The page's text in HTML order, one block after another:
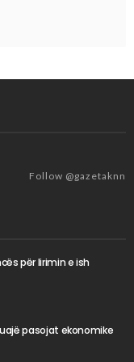
Follow @gazetaknn
për lirimin e ish
pasojat ekonomike